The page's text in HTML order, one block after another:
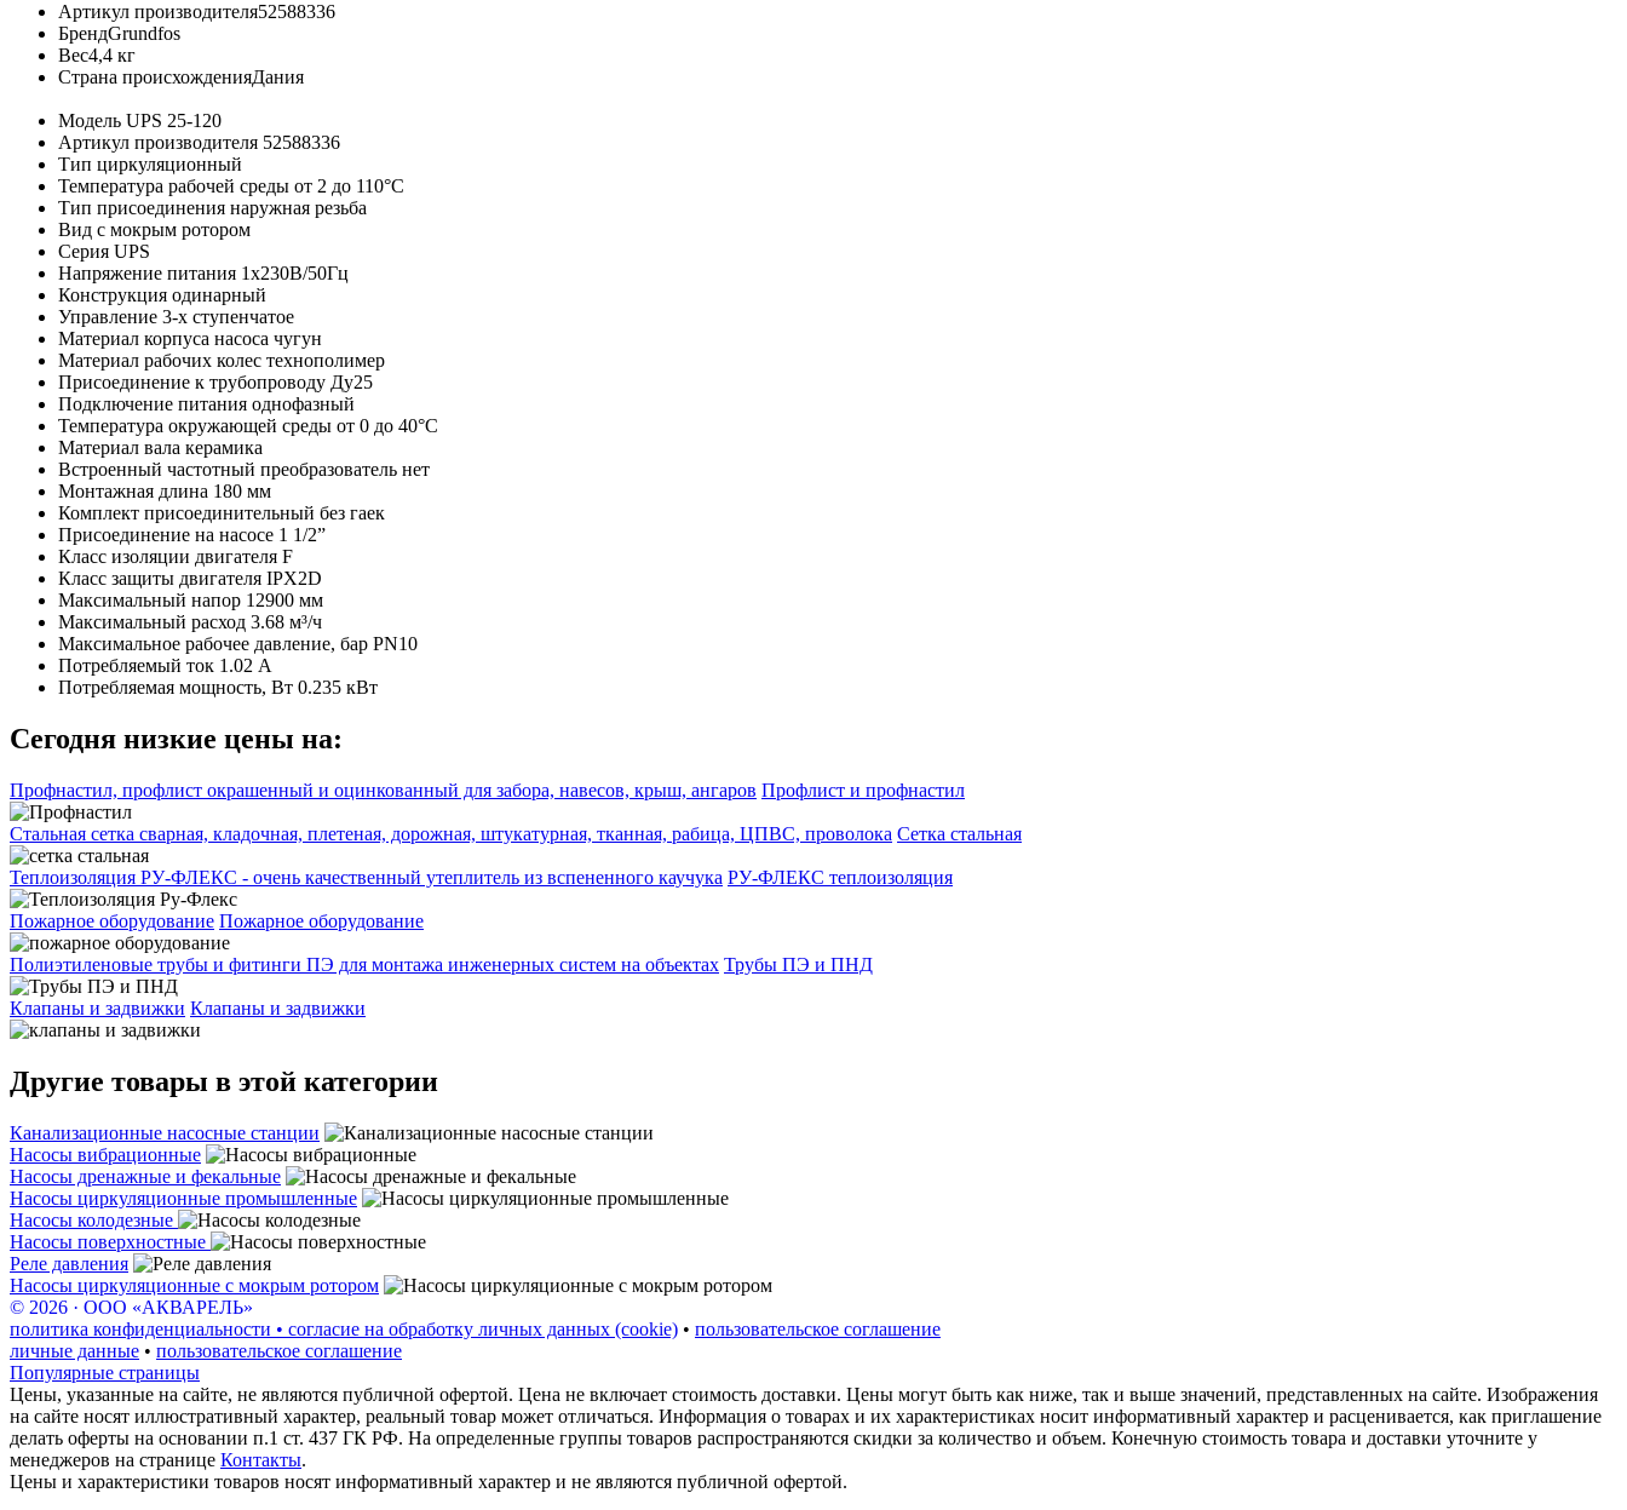
Артикул производителя52588336
БрендGrundfos
Вес4,4 кг
Страна происхожденияДания
Модель UPS 25-120
Артикул производителя 52588336
Тип циркуляционный
Температура рабочей среды от 2 до 110°C
Тип присоединения наружная резьба
Вид с мокрым ротором
Серия UPS
Напряжение питания 1х230В/50Гц
Конструкция одинарный
Управление 3-х ступенчатое
Материал корпуса насоса чугун
Материал рабочих колес технополимер
Присоединение к трубопроводу Ду25
Подключение питания однофазный
Температура окружающей среды от 0 до 40°C
Материал вала керамика
Встроенный частотный преобразователь нет
Монтажная длина 180 мм
Комплект присоединительный без гаек
Присоединение на насосе 1 1/2”
Класс изоляции двигателя F
Класс защиты двигателя IPX2D
Максимальный напор 12900 мм
Максимальный расход 3.68 м³/ч
Максимальное рабочее давление, бар PN10
Потребляемый ток 1.02 А
Потребляемая мощность, Вт 0.235 кВт
Сегодня низкие цены на:
Профнастил, профлист окрашенный и оцинкованный для забора, навесов, крыш, ангаров Профлист и профнастил
Стальная сетка сварная, кладочная, плетеная, дорожная, штукатурная, тканная, рабица, ЦПВС, проволока Сетка стальная
Теплоизоляция РУ-ФЛЕКС - очень качественный утеплитель из вспененного каучука РУ-ФЛЕКС теплоизоляция
Пожарное оборудование Пожарное оборудование
Полиэтиленовые трубы и фитинги ПЭ для монтажа инженерных систем на объектах Трубы ПЭ и ПНД
Клапаны и задвижки Клапаны и задвижки
Другие товары в этой категории
Канализационные насосные станции
Насосы вибрационные
Насосы дренажные и фекальные
Насосы циркуляционные промышленные
Насосы колодезные
Насосы поверхностные
Реле давления
Насосы циркуляционные с мокрым ротором
© 2026 · ООО «АКВАРЕЛЬ»
политика конфиденциальности • согласие на обработку личных данных (cookie) • пользовательское соглашение
личные данные • пользовательское соглашение
Популярные страницы
Цены, указанные на сайте, не являются публичной офертой. Цена не включает стоимость доставки. Цены могут быть как ниже, так и выше значений, представленных на сайте. Изображения
на сайте носят иллюстративный характер, реальный товар может отличаться. Информация о товарах и их характеристиках носит информативный характер и расценивается, как приглашение
делать оферты на основании п.1 ст. 437 ГК РФ. На определенные группы товаров распространяются скидки за количество и объем. Конечную стоимость товара и доставки уточните у
менеджеров на странице Контакты.
Цены и характеристики товаров носят информативный характер и не являются публичной офертой.